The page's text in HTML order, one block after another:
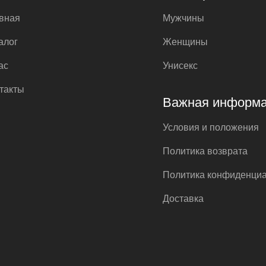
Мужчины
Женщины
Унисекс
Важная
Условия и положения
Политика возврата
Политика
Доставка